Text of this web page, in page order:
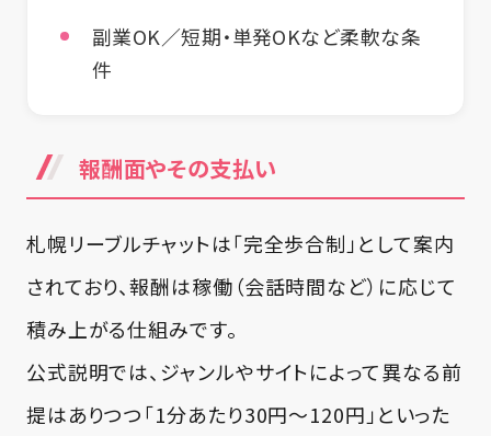
副業OK／短期・単発OKなど柔軟な条
件
報酬面やその支払い
札幌リーブルチャットは「完全歩合制」として案内
されており、報酬は稼働（会話時間など）に応じて
積み上がる仕組みです。
公式説明では、ジャンルやサイトによって異なる前
提はありつつ「1分あたり30円～120円」といった